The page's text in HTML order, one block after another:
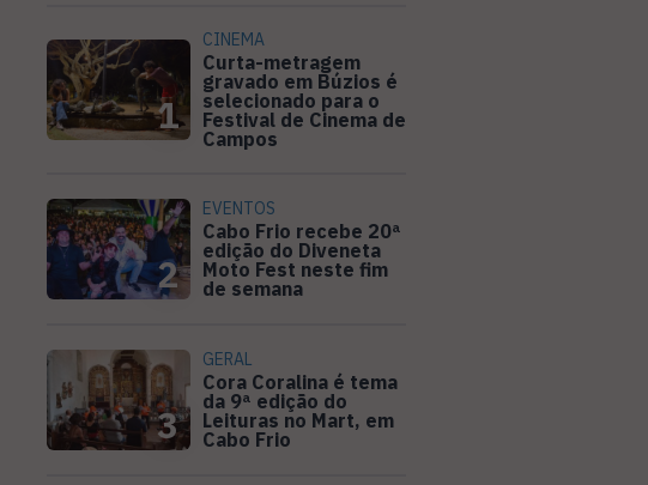
1
CINEMA
Curta-metragem
gravado em Búzios é
selecionado para o
Festival de Cinema de
Campos
2
EVENTOS
Cabo Frio recebe 20ª
edição do Diveneta
Moto Fest neste fim
de semana
3
GERAL
Cora Coralina é tema
da 9ª edição do
Leituras no Mart, em
Cabo Frio